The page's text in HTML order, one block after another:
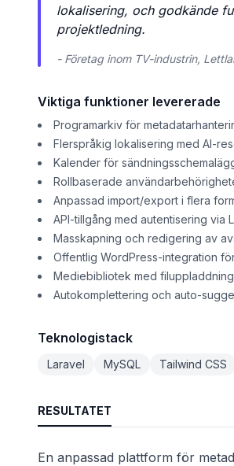
lokalisering, och godkände
projektledning.
- Företag inom TV-industrin,
Viktiga funktioner levererade
Programarkiv för
Flerspråkig lokalisering med AI-
Kalender för
Rollbaserade
Anpassad import/export i flera
API-tillgång med autentisering via
Masskapning och redigering av
Offentlig WordPress-integration
Mediebibliotek med
Autokomplettering och auto-
Teknologistack
Laravel MySQL Tailwind CSS
RESULTATET
En anpassad plattform för